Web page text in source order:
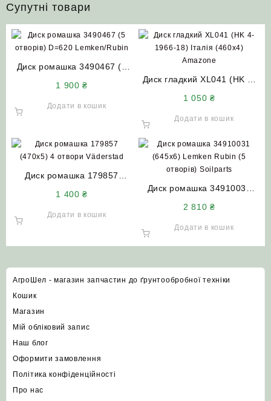
Супутні товари
Диск ромашка 3490467 (5
1 900₴
Додати в кошик
Диск гладкий XL041 (HK 4-
1 050₴
Додати в кошик
Диск ромашка 179857
1 400₴
Додати в кошик
Диск ромашка 34910031
2 810₴
Додати в кошик
АгроШел - магазин запчастин до ґрунтообробної техніки
Кошик
Магазин
Мій обліковий запис
Наш блог
Оформити замовлення
Політика конфіденційності
Про нас